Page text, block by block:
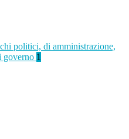
politici, di amministrazione,
governo 1